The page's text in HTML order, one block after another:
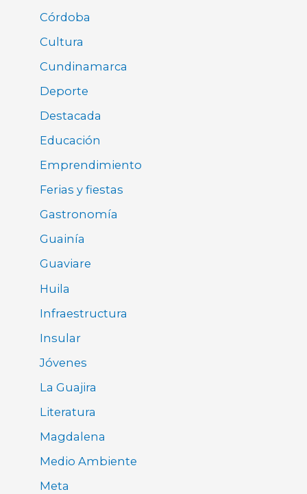
Córdoba
Cultura
Cundinamarca
Deporte
Destacada
Educación
Emprendimiento
Ferias y fiestas
Gastronomía
Guainía
Guaviare
Huila
Infraestructura
Insular
Jóvenes
La Guajira
Literatura
Magdalena
Medio Ambiente
Meta